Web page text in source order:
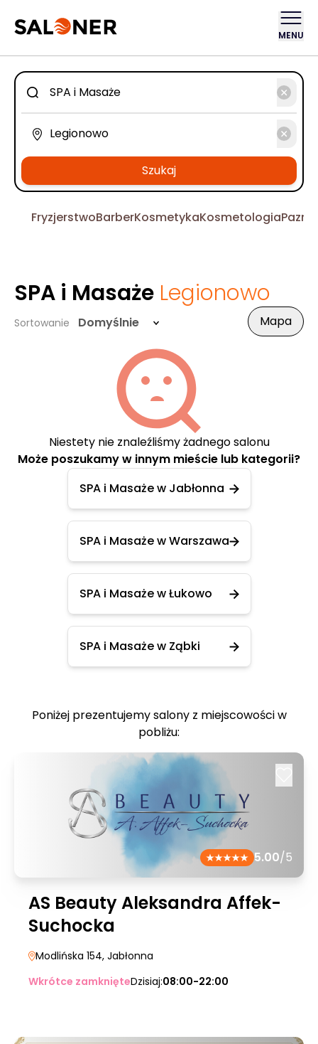
MENU
Szukaj
FryzjerstwoBarberKosmetykaKosmetologia
SPA i Masaże Legionowo
Sortowanie Domyślnie Mapa
Niestety nie znaleźliśmy żadnego salonu
Może poszukamy w innym mieście lub kategorii?
SPA i Masaże w Jabłonna
SPA i Masaże w Warszawa
SPA i Masaże w Łukowo
SPA i Masaże w Ząbki
Poniżej prezentujemy salony z miejscowości w
pobliżu:
5.00/5
AS Beauty Aleksandra Affek-
Suchocka
Modlińska 154, Jabłonna
Wkrótce zamknięteDzisiaj:08:00-22:00